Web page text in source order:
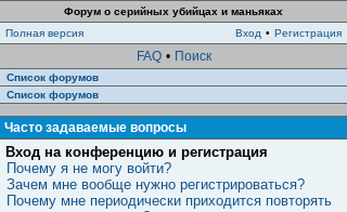
Форум о серийных убийцах и маньяках
Полная версия
Вход • Регистрация
FAQ • Поиск
Список форумов
Список форумов
Часто задаваемые вопросы
Вход на конференцию и регистрация
Почему я не могу войти?
Зачем мне вообще нужно регистрироваться?
Почему мне периодически приходится повторять